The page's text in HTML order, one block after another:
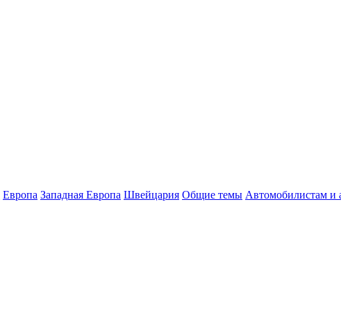
Европа Западная Европа Швейцария Общие темы Автомобилистам и